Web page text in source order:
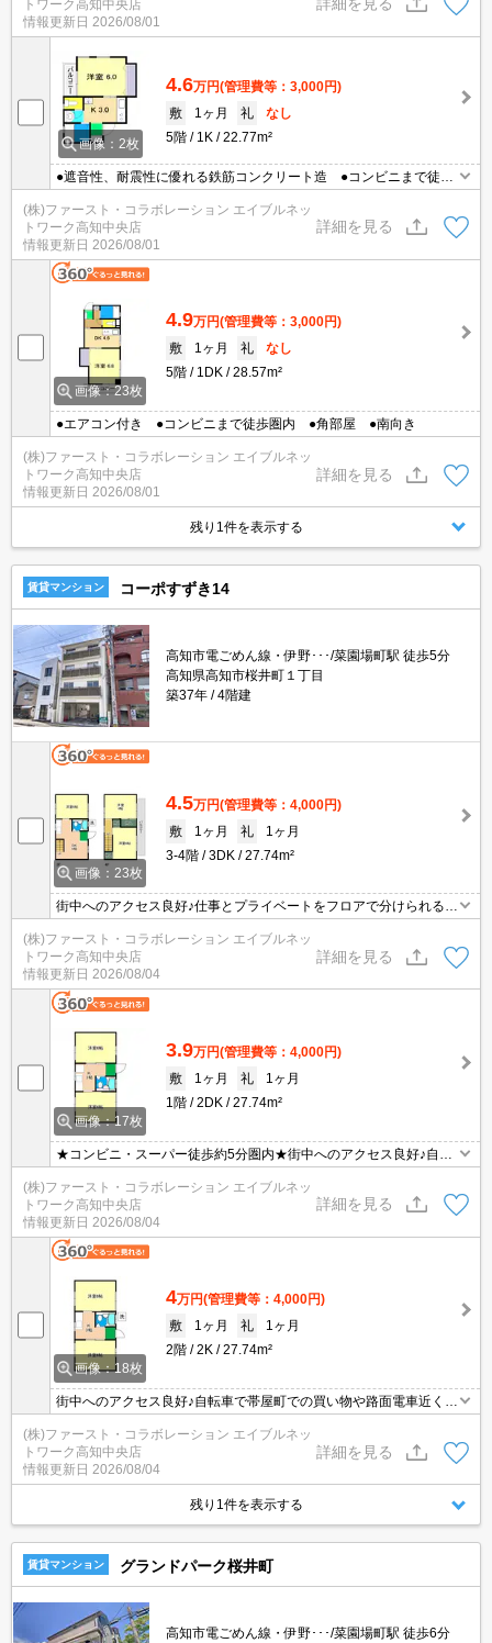
トワーク高知中央店
情報更新日 2026/08/01
詳細を見る
画像：2枚
4.6万円(管理費等：3,000円)
敷
1ヶ月 礼
なし
5階
1K 22.77m²
●遮音性、耐震性に優れる鉄筋コンクリート造 ●コンビニまで徒歩
圏内 ●エアコン1台付き
(株)ファースト・コラボレーション エイブルネッ
トワーク高知中央店
情報更新日 2026/08/01
詳細を見る
画像：23枚
4.9万円(管理費等：3,000円)
敷
1ヶ月 礼
なし
5階
1DK 28.57m²
●エアコン付き ●コンビニまで徒歩圏内 ●角部屋 ●南向き
(株)ファースト・コラボレーション エイブルネッ
トワーク高知中央店
情報更新日 2026/08/01
詳細を見る
残り1件を表示する
賃貸マンション コーポすずき14
高知市電ごめん線・伊野･･･/菜園場町駅 徒歩5分
高知県高知市桜井町１丁目
築37年
4階建
画像：23枚
4.5万円(管理費等：4,000円)
敷
1ヶ月 礼
1ヶ月
3-4階
3DK 27.74m²
街中へのアクセス良好♪仕事とプライベートをフロアで分けられる人
(株)ファースト・コラボレーション エイブルネッ
トワーク高知中央店
情報更新日 2026/08/04
詳細を見る
画像：17枚
3.9万円(管理費等：4,000円)
敷
1ヶ月 礼
1ヶ月
1階
2DK 27.74m²
★コンビニ・スーパー徒歩約5分圏内★街中へのアクセス良好♪自転
車で帯屋町での買い物や路面電車近くなので飲み会も良いですね♪
(株)ファースト・コラボレーション エイブルネッ
トワーク高知中央店
情報更新日 2026/08/04
詳細を見る
画像：18枚
4万円(管理費等：4,000円)
敷
1ヶ月 礼
1ヶ月
2階
2K 27.74m²
街中へのアクセス良好♪自転車で帯屋町での買い物や路面電車近くな
ので飲み会も良いですね♪
(株)ファースト・コラボレーション エイブルネッ
トワーク高知中央店
情報更新日 2026/08/04
詳細を見る
残り1件を表示する
賃貸マンション グランドパーク桜井町
高知市電ごめん線・伊野･･･/菜園場町駅 徒歩6分